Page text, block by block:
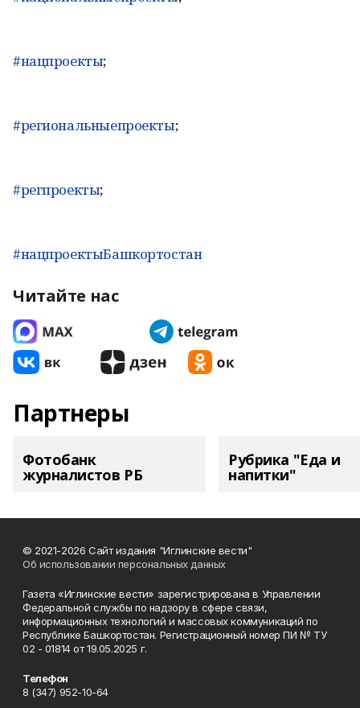
#нацпроекты;
#региональныепроекты;
#регпроекты;
#нацпроектыБашкортостан
Читайте нас
Партнеры
Фотобанк
журналистов РБ
Рубрика "Еда и
напитки"
© 2021-2026 Сайт издания "Иглинские вести"
Об использовании персональных данных
Газета «Иглинские вести» зарегистрирована в Управлении
Федеральной службы по надзору в сфере связи,
информационных технологий и массовых коммуникаций по
Республике Башкортостан. Регистрационный номер ПИ № ТУ
02 - 01814 от 19.05.2025 г.
Телефон
8 (347) 952-10-64